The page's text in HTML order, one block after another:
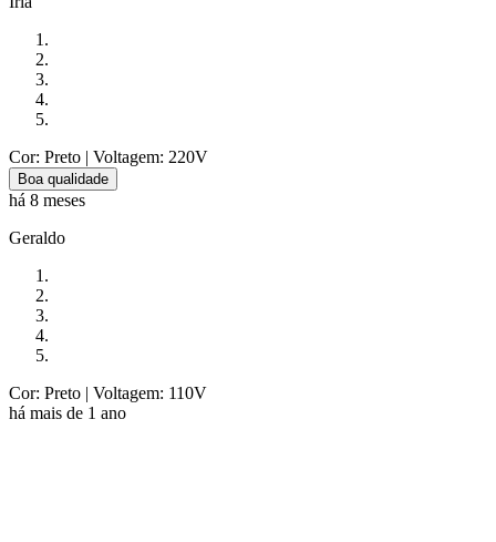
Cor: Preto | Voltagem: 220V
Boa qualidade
há 8 meses
Geraldo
Cor: Preto | Voltagem: 110V
há mais de 1 ano